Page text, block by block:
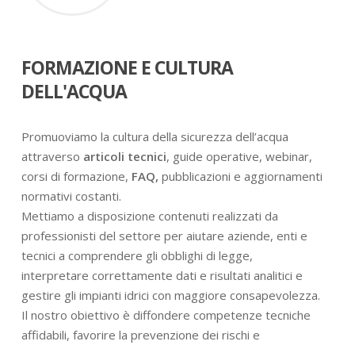
FORMAZIONE E CULTURA
DELL'ACQUA
Promuoviamo la cultura della sicurezza dell’acqua
attraverso articoli tecnici, guide operative, webinar,
corsi di formazione, FAQ, pubblicazioni e aggiornamenti
normativi costanti.
Mettiamo a disposizione contenuti realizzati da
professionisti del settore per aiutare aziende, enti e
tecnici a comprendere gli obblighi di legge,
interpretare correttamente dati e risultati analitici e
gestire gli impianti idrici con maggiore consapevolezza.
Il nostro obiettivo è diffondere competenze tecniche
affidabili, favorire la prevenzione dei rischi e